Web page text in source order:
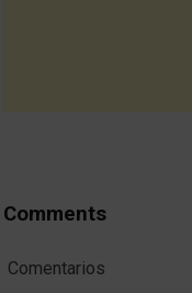
Comments
Comentarios